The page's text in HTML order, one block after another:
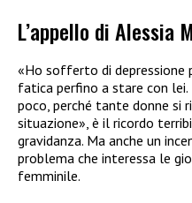
L’appello di Alessia
«Ho sofferto di depressione
fatica perfino a stare con lei.
poco, perché tante donne si
situazione», è il ricordo
gravidanza. Ma anche un
problema che interessa le
femminile.